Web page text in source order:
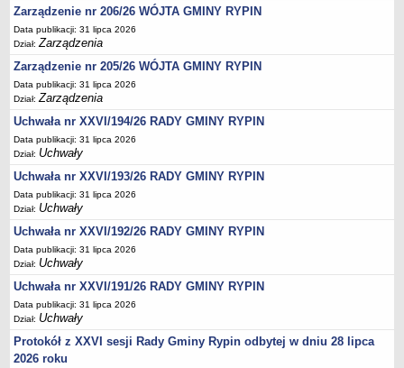
Kompetencje referatów
Regulamin organizacyjny
Regulamin naboru na wolne stanowiska urzędnicze
Ogłoszenia o naborze na wolne stanowiska urzędnicze
Lista kandydatów spełniających wymagania formalne w naborach na
wolne stanowiska urzędnicze
Wyniki naboru na wolne stanowiska urzędnicze
Petycje
Sygnaliści
Galeria
Raporty o stanie dostępności
Wnioski
WŁADZE I STRUKTURA
Struktura organizacyjna
Rada gminy
Wójt
Zarządzenie nr 206/26 WÓJTA GMINY RYPIN
Data publikacji: 31 lipca 2026
Dział:Zarządzenia
Zarządzenie nr 205/26 WÓJTA GMINY RYPIN
Data publikacji: 31 lipca 2026
Dział:Zarządzenia
Uchwała nr XXVI/194/26 RADY GMINY RYPIN
Data publikacji: 31 lipca 2026
Dział: Uchwały
Uchwała nr XXVI/193/26 RADY GMINY RYPIN
Data publikacji: 31 lipca 2026
Dział: Uchwały
Uchwała nr XXVI/192/26 RADY GMINY RYPIN
Data publikacji: 31 lipca 2026
Dział: Uchwały
Uchwała nr XXVI/191/26 RADY GMINY RYPIN
Data publikacji: 31 lipca 2026
Dział: Uchwały
Protokół z XXVI sesji Rady Gminy Rypin odbytej w dniu 28 lipca
2026 roku